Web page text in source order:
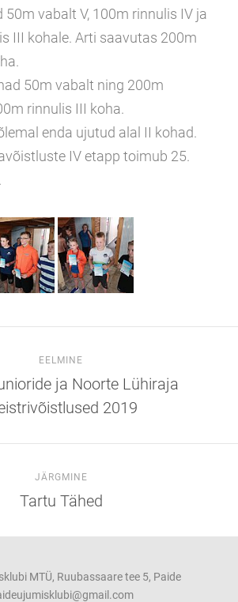
50m vabalt V, 100m rinnulis IV ja
III kohale. Arti saavutas 200m
50m vabalt ning 200m
rinnulis III koha.
enda ujutud alal II kohad.
IV etapp toimub 25.
EELMINE
ja Noorte Lühiraja
2019
JÄRGMINE
Tartu Tähed
MTÜ, Ruubassaare tee 5, Paide